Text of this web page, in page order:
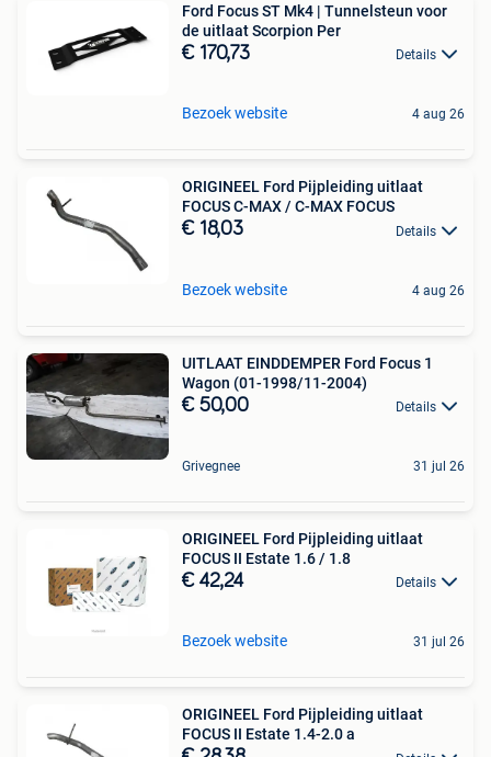
Ford Focus ST Mk4 | Tunnelsteun voor
de uitlaat Scorpion Per
€ 170,73 Details
Bezoek website 4 aug 26
ORIGINEEL Ford Pijpleiding uitlaat
FOCUS C-MAX / C-MAX FOCUS
€ 18,03 Details
Bezoek website 4 aug 26
UITLAAT EINDDEMPER Ford Focus 1
Wagon (01-1998/11-2004)
€ 50,00 Details
Grivegnee 31 jul 26
ORIGINEEL Ford Pijpleiding uitlaat
FOCUS II Estate 1.6 / 1.8
€ 42,24 Details
Bezoek website 31 jul 26
ORIGINEEL Ford Pijpleiding uitlaat
FOCUS II Estate 1.4-2.0 a